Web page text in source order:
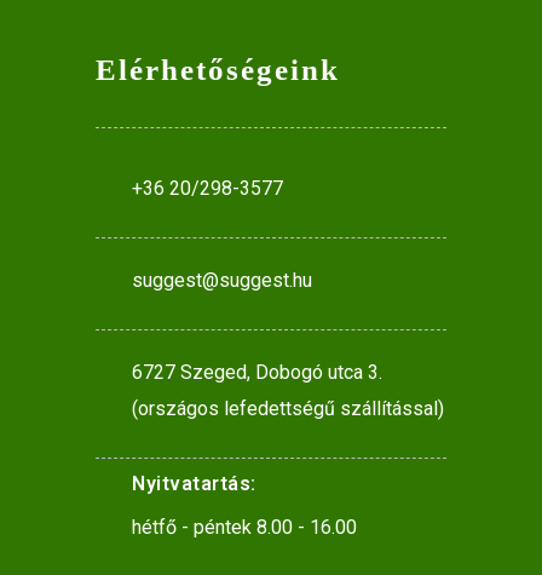
Elérhetőségeink
+36 20/298-3577
suggest@suggest.hu
6727 Szeged, Dobogó utca 3.
(országos lefedettségű szállítással)
Nyitvatartás:
hétfő - péntek 8.00 - 16.00